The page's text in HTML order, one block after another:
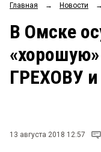
ОБЩЕСТВО
ЗАКОН
НОВОСТИ
Главная → Новости →
В Омске
ГРЕХОВУ
13 августа 2018 12:57